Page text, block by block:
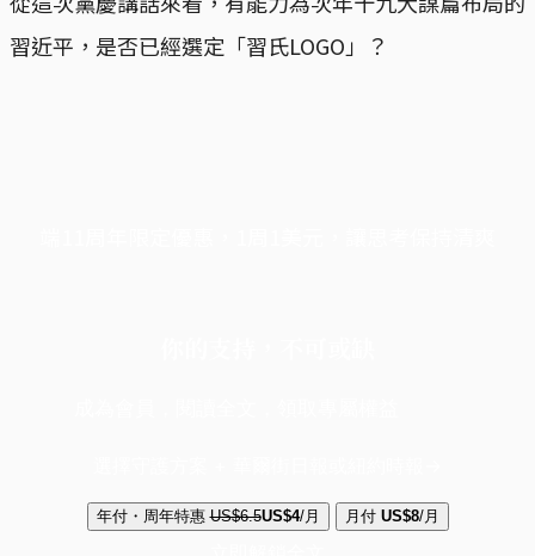
習近平，是否已經選定「習氏LOGO」？
年付・周年特惠 US$6.5US$4/月 月付 US$8/月